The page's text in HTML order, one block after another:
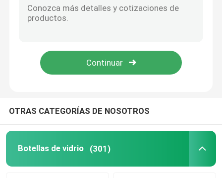
OTRAS CATEGORÍAS DE NOSOTROS
Botellas de vidrio (301)